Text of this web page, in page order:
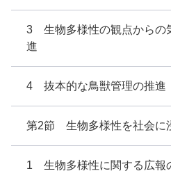
3 生物多様性の観点からの
進
4 抜本的な鳥獣管理の推進
第2節 生物多様性を社会に
1 生物多様性に関する広報